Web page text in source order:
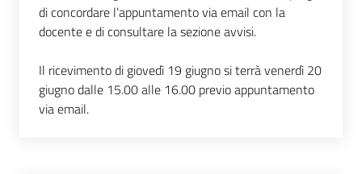
di concordare l’appuntamento via email con la
docente e di consultare la sezione avvisi.
Il ricevimento di giovedì 19 giugno si terrà venerdì 20
giugno dalle 15.00 alle 16.00 previo appuntamento
via email.